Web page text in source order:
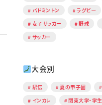
バドミントン
ラグビー
女子サッカー
野球
サッカー
大会別
駅伝 夏の甲子園
インカレ
関東大学・学生